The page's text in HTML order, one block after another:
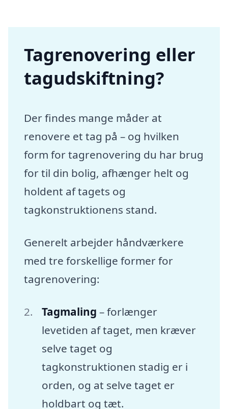
Tagrenovering eller
tagudskiftning?
Der findes mange måder at
renovere et tag på – og hvilken
form for tagrenovering du har brug
for til din bolig, afhænger helt og
holdent af tagets og
tagkonstruktionens stand.
Generelt arbejder håndværkere
med tre forskellige former for
tagrenovering:
Tagmaling – forlænger
levetiden af taget, men kræver
selve taget og
tagkonstruktionen stadig er i
orden, og at selve taget er
holdbart og tæt.